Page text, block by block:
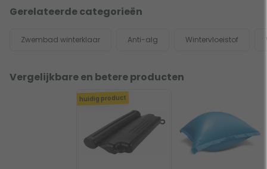
Gerelateerde categorieën
Zwembad winterklaar Anti-alg Wintervloeistof
Vergelijkbare en betere producten
huidig product